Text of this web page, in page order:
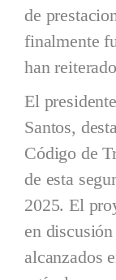
de
finalmente
han
El
Santos,
Código de
de esta
2025. El
en
alcanzados